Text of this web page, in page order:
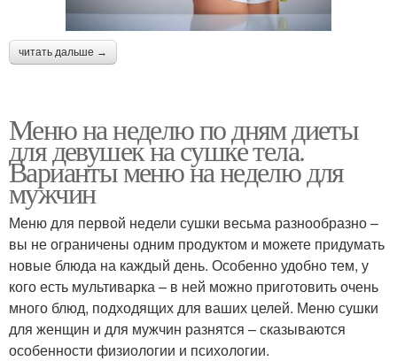
читать дальше →
Меню на неделю по дням диеты
для девушек на сушке тела.
Варианты меню на неделю для
мужчин
Меню для первой недели сушки весьма разнообразно –
вы не ограничены одним продуктом и можете придумать
новые блюда на каждый день. Особенно удобно тем, у
кого есть мультиварка – в ней можно приготовить очень
много блюд, подходящих для ваших целей. Меню сушки
для женщин и для мужчин разнятся – сказываются
особенности физиологии и психологии.